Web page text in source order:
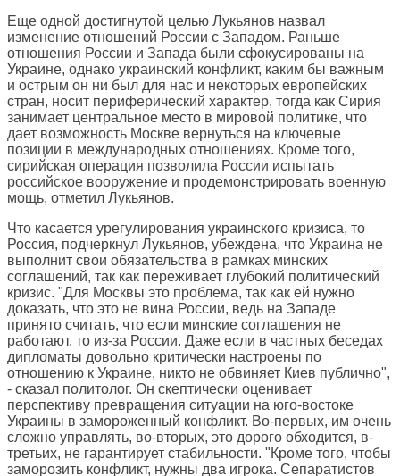
Еще одной достигнутой целью Лукьянов назвал
изменение отношений России с Западом. Раньше
отношения России и Запада были сфокусированы на
Украине, однако украинский конфликт, каким бы важным
и острым он ни был для нас и некоторых европейских
стран, носит периферический характер, тогда как Сирия
занимает центральное место в мировой политике, что
дает возможность Москве вернуться на ключевые
позиции в международных отношениях. Кроме того,
сирийская операция позволила России испытать
российское вооружение и продемонстрировать военную
мощь, отметил Лукьянов.
Что касается урегулирования украинского кризиса, то
Россия, подчеркнул Лукьянов, убеждена, что Украина не
выполнит свои обязательства в рамках минских
соглашений, так как переживает глубокий политический
кризис. "Для Москвы это проблема, так как ей нужно
доказать, что это не вина России, ведь на Западе
принято считать, что если минские соглашения не
работают, то из-за России. Даже если в частных беседах
дипломаты довольно критически настроены по
отношению к Украине, никто не обвиняет Киев публично",
- сказал политолог. Он скептически оценивает
перспективу превращения ситуации на юго-востоке
Украины в замороженный конфликт. Во-первых, им очень
сложно управлять, во-вторых, это дорого обходится, в-
третьих, не гарантирует стабильности. "Кроме того, чтобы
заморозить конфликт, нужны два игрока. Сепаратистов